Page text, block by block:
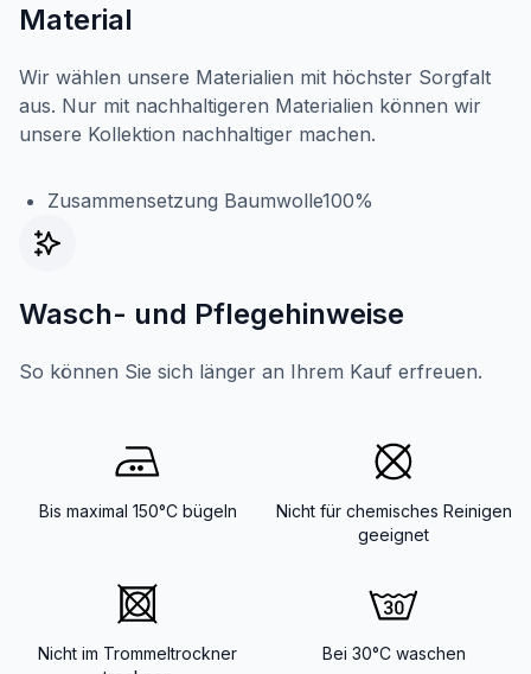
Material
Wir wählen unsere Materialien mit höchster Sorgfalt
aus. Nur mit nachhaltigeren Materialien können wir
unsere Kollektion nachhaltiger machen.
Zusammensetzung Baumwolle100%
Wasch- und Pflegehinweise
So können Sie sich länger an Ihrem Kauf erfreuen.
Bis maximal 150°C bügeln
Nicht für chemisches Reinigen
geeignet
Nicht im Trommeltrockner
Bei 30°C waschen